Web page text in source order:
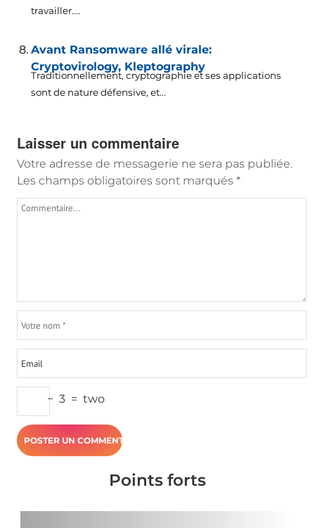
travailler....
Avant Ransomware allé virale:
Cryptovirology, Kleptography
Traditionnellement, cryptographie et ses applications
sont de nature défensive, et...
Laisser un commentaire
Votre adresse de messagerie ne sera pas publiée.
Les champs obligatoires sont marqués *
− 3 = two
Points forts